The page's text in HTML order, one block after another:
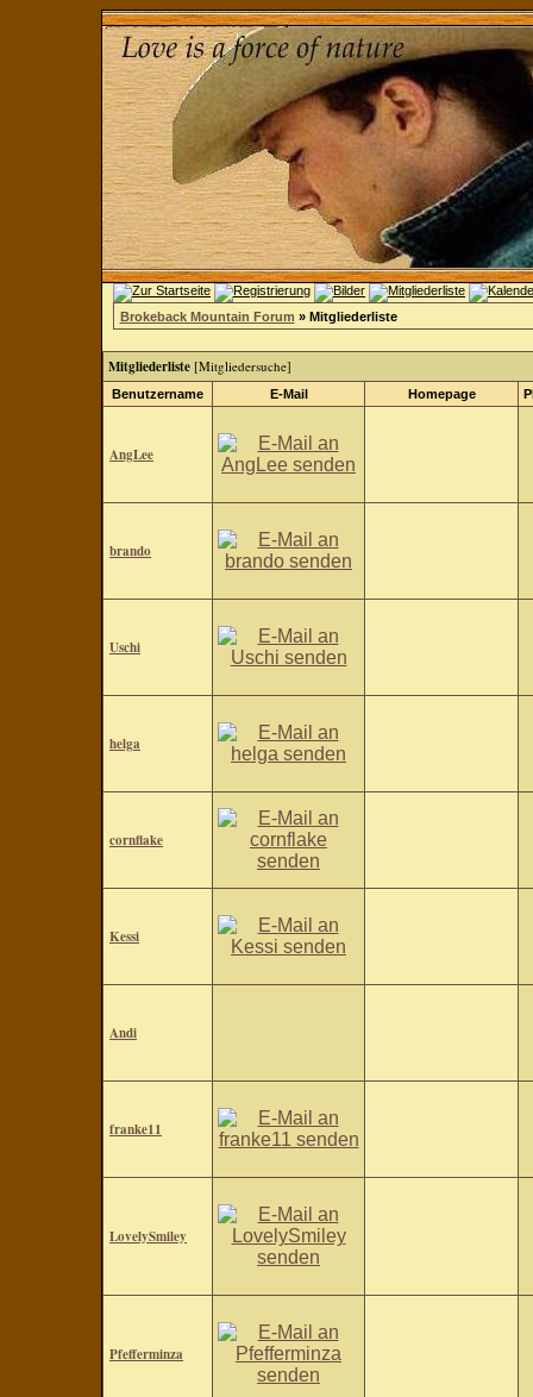
Brokeback Mountain Forum » Mitgliederliste
Mitgliederliste [Mitgliedersuche]
Benutzername E-Mail Homepage
AngLee
brando
Uschi
helga
cornflake
Kessi
Andi
franke11
LovelySmiley
Pfefferminza